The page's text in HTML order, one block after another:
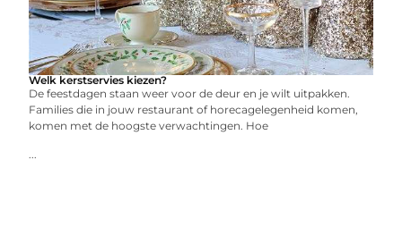
Welk kerstservies kiezen?
De feestdagen staan weer voor de deur en je wilt uitpakken.
Families die in jouw restaurant of horecagelegenheid komen,
komen met de hoogste verwachtingen. Hoe
...